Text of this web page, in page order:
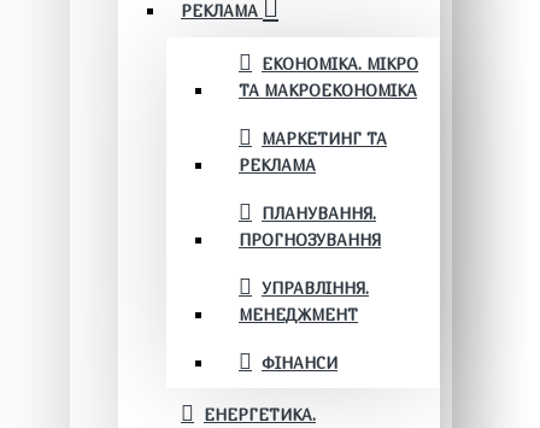
РЕКЛАМА
ЕКОНОМІКА. МІКРО
ТА МАКРОЕКОНОМІКА
МАРКЕТИНГ ТА
РЕКЛАМА
ПЛАНУВАННЯ.
ПРОГНОЗУВАННЯ
УПРАВЛІННЯ.
МЕНЕДЖМЕНТ
ФІНАНСИ
ЕНЕРГЕТИКА.